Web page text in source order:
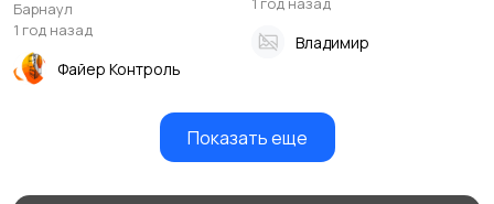
Барнаул
1 год назад
Файер Контроль
Владимир
Показать еще